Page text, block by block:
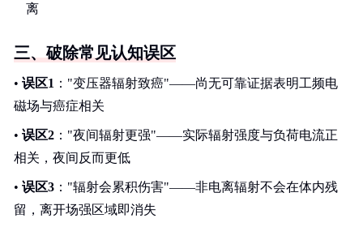
离
三、破除常见认知误区
• 误区1 ："变压器辐射致癌"——尚无可靠证据表明工频电
磁场与癌症相关
• 误区2 ："夜间辐射更强"——实际辐射强度与负荷电流正
相关，夜间反而更低
• 误区3 ："辐射会累积伤害"——非电离辐射不会在体内残
留，离开场强区域即消失